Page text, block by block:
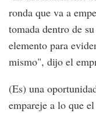
ronda que va a
tomada dentro de
elemento para
mismo", dijo el
(Es) una
empareje a lo que